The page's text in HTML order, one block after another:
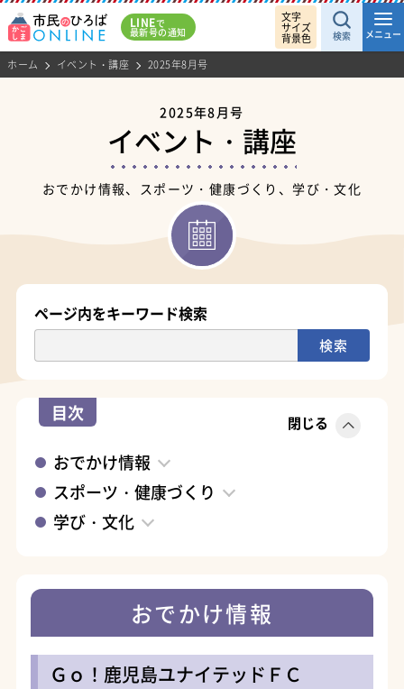
LINEで
最新号の通知
文字
サイズ
背景色 検索 メニュー
ホーム イベント・講座 2025年8月号
2025年8月号
イベント・講座
おでかけ情報、スポーツ・健康づくり、学び・文化
ページ内をキーワード検索
目次 閉じる
おでかけ情報
スポーツ・健康づくり
学び・文化
おでかけ情報
Ｇｏ！鹿児島ユナイテッドＦＣ